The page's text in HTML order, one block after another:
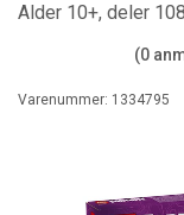
Alder 10+, deler
(0
Varenummer: 1334795